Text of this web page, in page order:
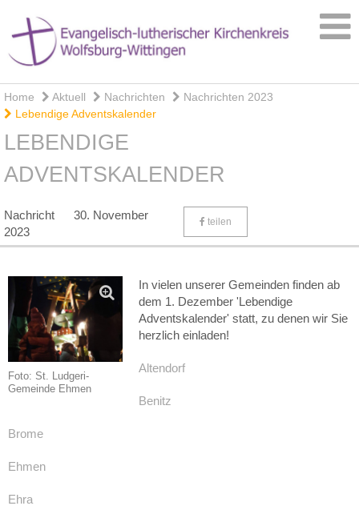
Home Aktuell Nachrichten
Nachrichten 2023
Lebendige Adventskalender
LEBENDIGE
ADVENTSKALENDER
Nachricht
30. November
2023
teilen
Foto: St. Ludgeri-
Gemeinde Ehmen
In vielen unserer Gemeinden finden ab
dem 1. Dezember 'Lebendige
Adventskalender' statt, zu denen wir Sie
herzlich einladen!
Altendorf
Benitz
Brome
Ehmen
Ehra